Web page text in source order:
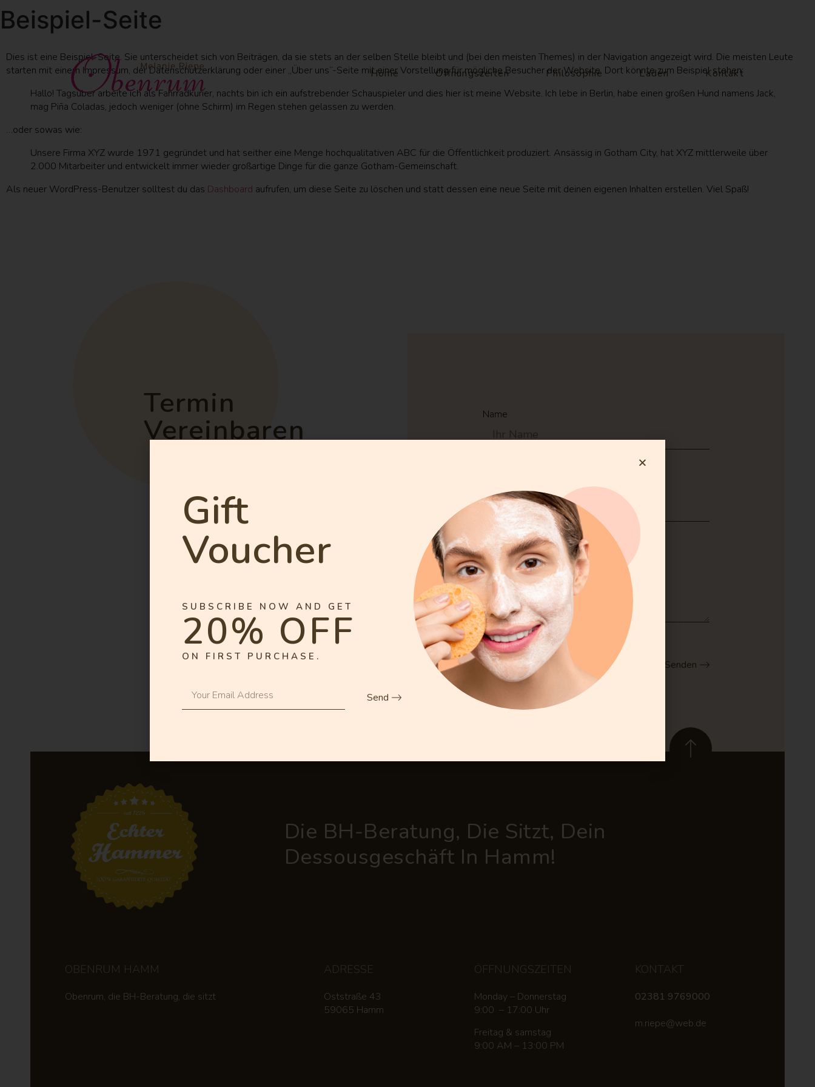
Home Öffnungszeiten Philosophie Laden Kontakt
Beispiel-Seite
Dies ist eine Beispiel-Seite. Sie unterscheidet sich von Beiträgen, da sie stets an der selben Stelle bleibt und (bei den meisten Themes) in der Navigation angezeigt wird. Die meisten Leute
starten mit einem Impressum, der Datenschutzerklärung oder einer „Über uns“-Seite mit einer Vorstellung für mögliche Besucher der Website. Dort könnte zum Beispiel stehen:
Hallo! Tagsüber arbeite ich als Fahrradkurier, nachts bin ich ein aufstrebender Schauspieler und dies hier ist meine Website. Ich lebe in Berlin, habe einen großen Hund namens Jack,
mag Piña Coladas, jedoch weniger (ohne Schirm) im Regen stehen gelassen zu werden.
…oder sowas wie:
Unsere Firma XYZ wurde 1971 gegründet und hat seither eine Menge hochqualitativen ABC für die Öffentlichkeit produziert. Ansässig in Gotham City, hat XYZ mittlerweile über
2.000 Mitarbeiter und entwickelt immer wieder großartige Dinge für die ganze Gotham-Gemeinschaft.
Als neuer WordPress-Benutzer solltest du das Dashboard aufrufen, um diese Seite zu löschen und statt dessen eine neue Seite mit deinen eigenen Inhalten erstellen. Viel Spaß!
Termin
Vereinbaren Name
Nachricht
Senden
Die BH-Beratung, Die Sitzt, Dein
Dessousgeschäft In Hamm!
OBENRUM HAMM
Obenrum, die BH-Beratung, die sitzt
ADRESSE
Oststraße 43
59065 Hamm
ÖFFNUNGSZEITEN
Monday – Donnerstag
9:00 – 17:00 Uhr
Freitag & samstag
9:00 AM – 13:00 PM
KONTAKT
02381 9769000
m.riepe@web.de
Gift
Voucher
SUBSCRIBE NOW AND GET
20% OFF
ON FIRST PURCHASE.
Send